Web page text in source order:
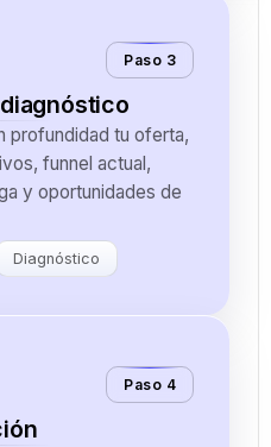
Paso 3
profundidad tu oferta,
funnel actual,
y oportunidades de
Diagnóstico
Paso 4